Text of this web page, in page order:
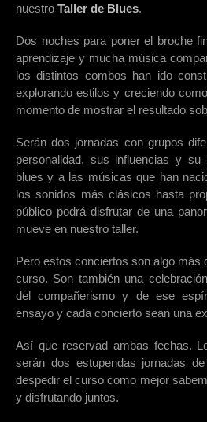
nuestro Taller de Blues.
Dos noches para poner el broche
aprendizaje y mucha música
los distintos combos han ido
explorando estilos y creciendo
momento de mostrar el resultado
Serán dos jornadas con grupos
personalidad, sus influencias y
blues y a las músicas que han
los sonidos más clásicos hasta
público podrá disfrutar de una
mueve en nuestro taller.
Pero estos conciertos son algo más
curso. Son también una
del compañerismo y de ese
ensayo y cada concierto sean una
Así que reservad ambas fechas.
serán dos estupendas jornadas
despedir el curso como mejor
y disfrutando juntos.